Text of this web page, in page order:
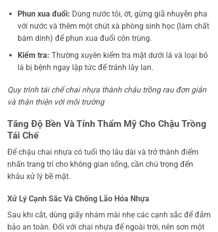
Phun xua đuổi: Dùng nước tỏi, ớt, gừng giã nhuyễn pha
với nước và thêm một chút xà phòng sinh học (làm chất
bám dính) để phun xua đuổi côn trùng.
Kiểm tra: Thường xuyên kiểm tra mặt dưới lá và loại bỏ
lá bị bệnh ngay lập tức để tránh lây lan.
Quy trình tái chế chai nhựa thành chậu trồng rau đơn giản
và thân thiện với môi trường
Tăng Độ Bền Và Tính Thẩm Mỹ Cho Chậu Trồng
Tái Chế
Để chậu chai nhựa có tuổi thọ lâu dài và trở thành điểm
nhấn trang trí cho không gian sống, cần chú trọng đến
khâu xử lý bề mặt.
Xử Lý Cạnh Sắc Và Chống Lão Hóa Nhựa
Sau khi cắt, dùng giấy nhám mài nhẹ các cạnh sắc để đảm
bảo an toàn. Đối với chai nhựa để ngoài trời, nên sơn một